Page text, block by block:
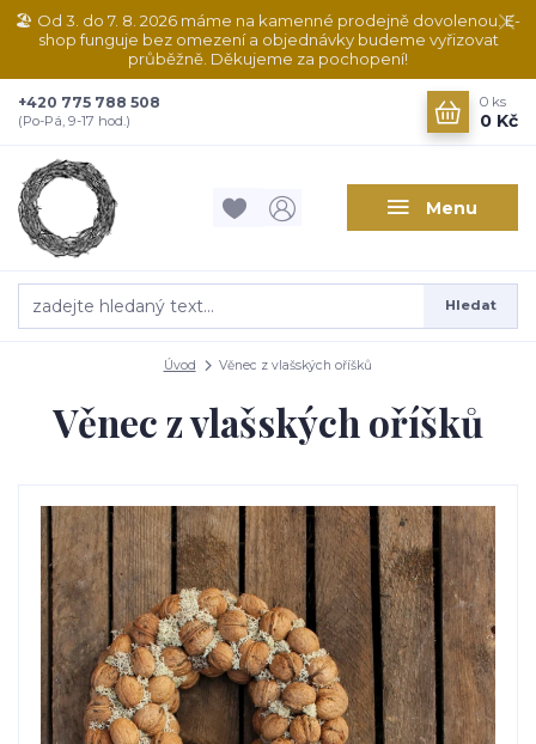
🏖️ Od 3. do 7. 8. 2026 máme na kamenné prodejně dovolenou. E-
shop funguje bez omezení a objednávky budeme vyřizovat
průběžně. Děkujeme za pochopení!
Menu
Hledat
+420 775 788 508
(Po-Pá, 9-17 hod.)
0 ks
0 Kč
Úvod Věnec z vlašských oříšků
Věnec z vlašských oříšků